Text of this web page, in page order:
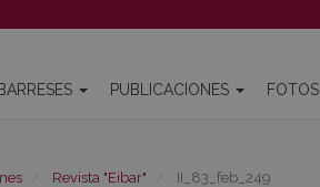
PUBLICACIONES FOTOS
Revista "Eibar" II_83_feb_249